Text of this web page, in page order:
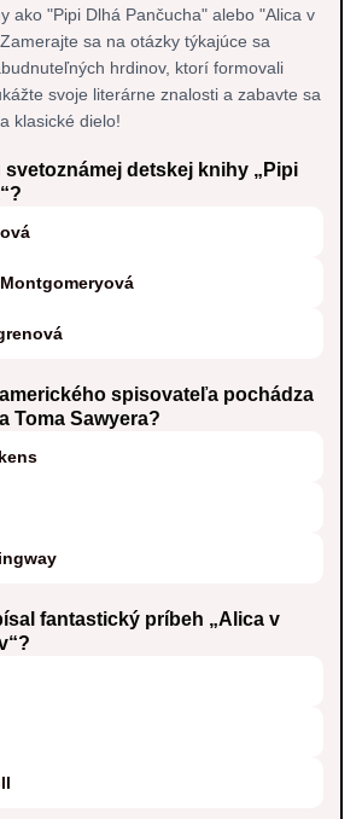
ako "Pipi Dlhá Pančucha" alebo "Alica v
sa na otázky týkajúce sa
hrdinov, ktorí formovali
svoje literárne znalosti a zabavte sa
klasické dielo!
svetoznámej detskej knihy „Pipi
spisovateľa pochádza
Toma Sawyera?
fantastický príbeh „Alica v